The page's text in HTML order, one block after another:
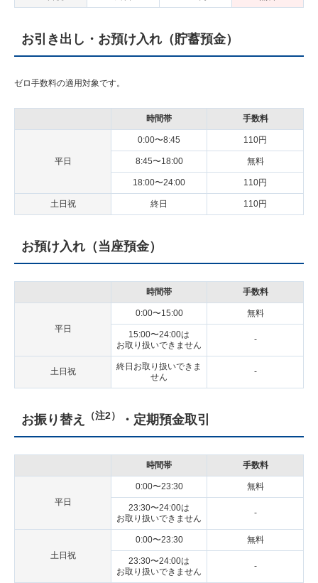
お引き出し・お預け入れ（貯蓄預金）
ゼロ手数料の適用対象です。
時間帯 手数料
平日
0:00〜8:45 110円
8:45〜18:00 無料
18:00〜24:00 110円
土日祝 終日 110円
お預け入れ（当座預金）
時間帯 手数料
平日
0:00〜15:00 無料
15:00〜24:00は
お取り扱いできません
-
土日祝
終日お取り扱いできま
せん
-
お振り替え （注2） ・定期預金取引
時間帯 手数料
平日
0:00〜23:30 無料
23:30〜24:00は
お取り扱いできません
-
土日祝
0:00〜23:30 無料
23:30〜24:00は
お取り扱いできません
-